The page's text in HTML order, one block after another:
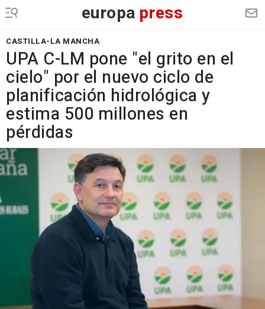
europa press
CASTILLA-LA MANCHA
UPA C-LM pone "el grito en el
cielo" por el nuevo ciclo de
planificación hidrológica y
estima 500 millones en
pérdidas